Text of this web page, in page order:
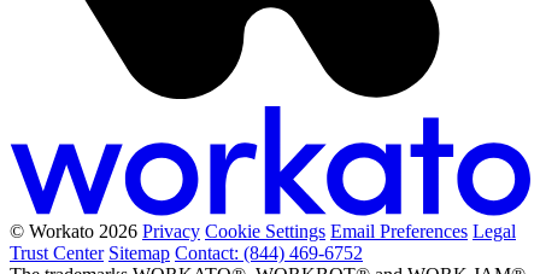
© Workato 2026 Privacy Cookie Settings Email Preferences Legal
Trust Center Sitemap Contact: (844) 469-6752